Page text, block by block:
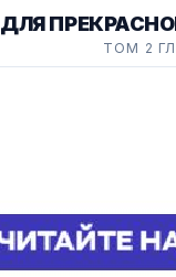
ДЛЯ
ТОМ 2